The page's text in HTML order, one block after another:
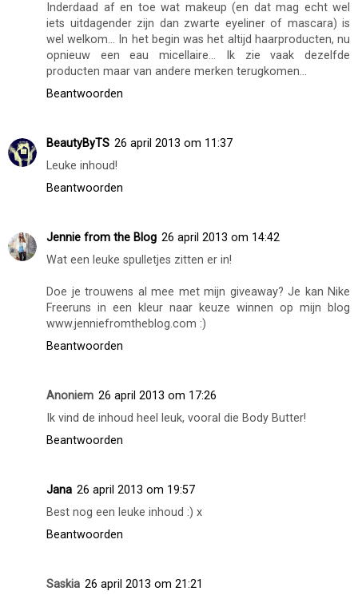
Inderdaad af en toe wat makeup (en dat mag echt wel
iets uitdagender zijn dan zwarte eyeliner of mascara) is
wel welkom... In het begin was het altijd haarproducten, nu
opnieuw een eau micellaire... Ik zie vaak dezelfde
producten maar van andere merken terugkomen...
Beantwoorden
BeautyByTS 26 april 2013 om 11:37
Leuke inhoud!
Beantwoorden
Jennie from the Blog 26 april 2013 om 14:42
Wat een leuke spulletjes zitten er in!
Doe je trouwens al mee met mijn giveaway? Je kan Nike
Freeruns in een kleur naar keuze winnen op mijn blog
www.jenniefromtheblog.com :)
Beantwoorden
Anoniem 26 april 2013 om 17:26
Ik vind de inhoud heel leuk, vooral die Body Butter!
Beantwoorden
Jana 26 april 2013 om 19:57
Best nog een leuke inhoud :) x
Beantwoorden
Saskia 26 april 2013 om 21:21